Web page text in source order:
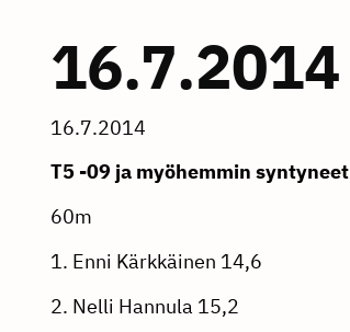
16.7.2014
16.7.2014
T5 -09 ja myöhemmin syntyneet
60m
1. Enni Kärkkäinen 14,6
2. Nelli Hannula 15,2